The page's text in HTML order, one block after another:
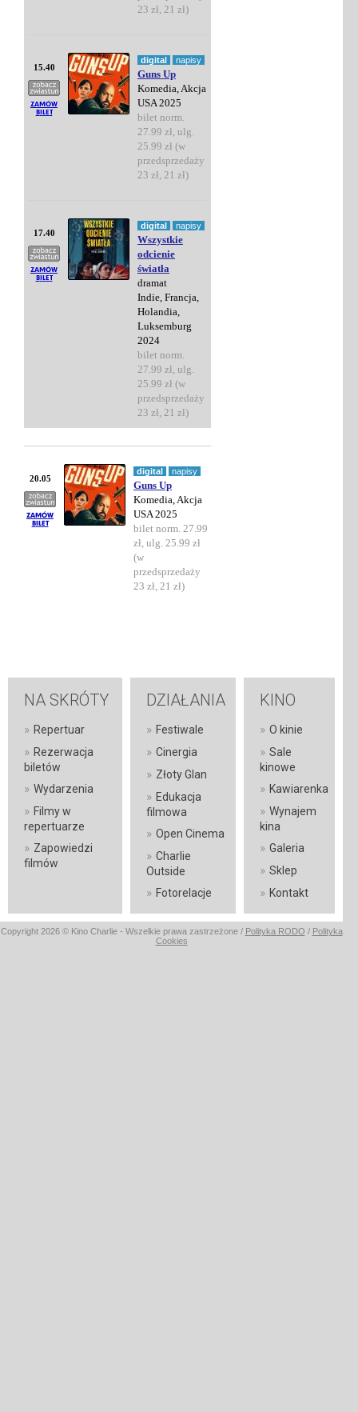
23 zł, 21 zł)
15.40
digital napisy
Guns Up
Komedia, Akcja
USA 2025
bilet norm.
27.99 zł, ulg.
25.99 zł (w
przedsprzedaży
23 zł, 21 zł)
17.40
digital napisy
Wszystkie
odcienie
światła
dramat
Indie, Francja,
Holandia,
Luksemburg
2024
bilet norm.
27.99 zł, ulg.
25.99 zł (w
przedsprzedaży
23 zł, 21 zł)
20.05
digital napisy
Guns Up
Komedia, Akcja
USA 2025
bilet norm. 27.99
zł, ulg. 25.99 zł
(w
przedsprzedaży
23 zł, 21 zł)
NA SKRÓTY
» Repertuar
» Rezerwacja
biletów
» Wydarzenia
» Filmy w
repertuarze
» Zapowiedzi
filmów
DZIAŁANIA
» Festiwale
» Cinergia
» Złoty Glan
» Edukacja
filmowa
» Open Cinema
» Charlie
Outside
» Fotorelacje
KINO
» O kinie
» Sale
kinowe
» Kawiarenka
» Wynajem
kina
» Galeria
» Sklep
» Kontakt
Copyright 2026 © Kino Charlie - Wszelkie prawa zastrzeżone / Polityka RODO / Polityka
Cookies